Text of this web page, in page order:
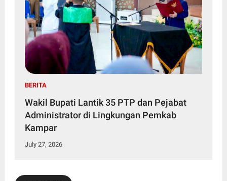
BERITA
Wakil Bupati Lantik 35 PTP dan Pejabat
Administrator di Lingkungan Pemkab
Kampar
July 27, 2026